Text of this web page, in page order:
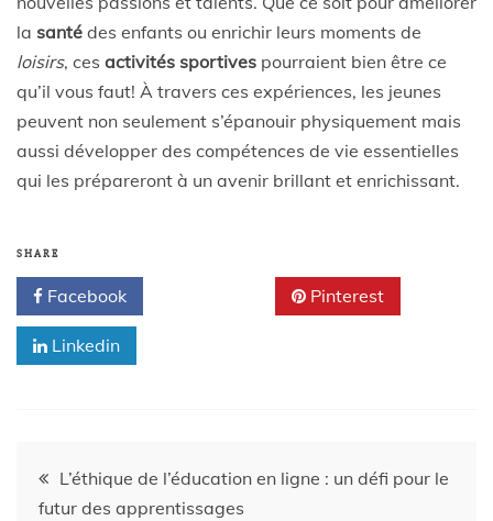
la santé des enfants ou enrichir leurs moments de
loisirs, ces activités sportives pourraient bien être ce
qu’il vous faut! À travers ces expériences, les jeunes
peuvent non seulement s’épanouir physiquement mais
aussi développer des compétences de vie essentielles
qui les prépareront à un avenir brillant et enrichissant.
SHARE
Facebook Pinterest
Linkedin
L’éthique de l’éducation en ligne : un défi pour le
futur des apprentissages